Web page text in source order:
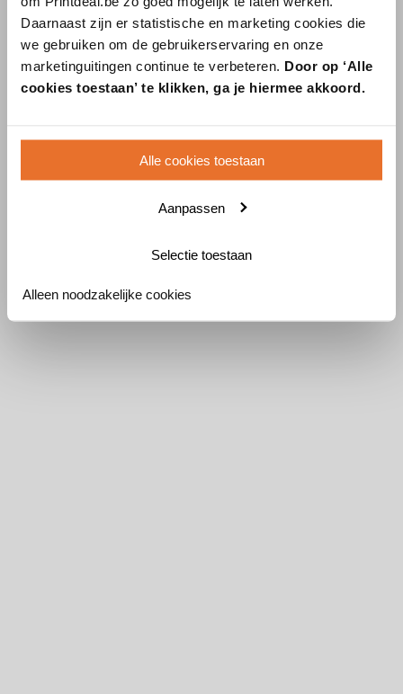
Daarnaast zijn er statistische en marketing cookies die
we gebruiken om de gebruikerservaring en onze
marketinguitingen continue te verbeteren. Door op ‘Alle
cookies toestaan’ te klikken, ga je hiermee akkoord.
Alle cookies toestaan
Aanpassen
Selectie toestaan
Alleen noodzakelijke cookies